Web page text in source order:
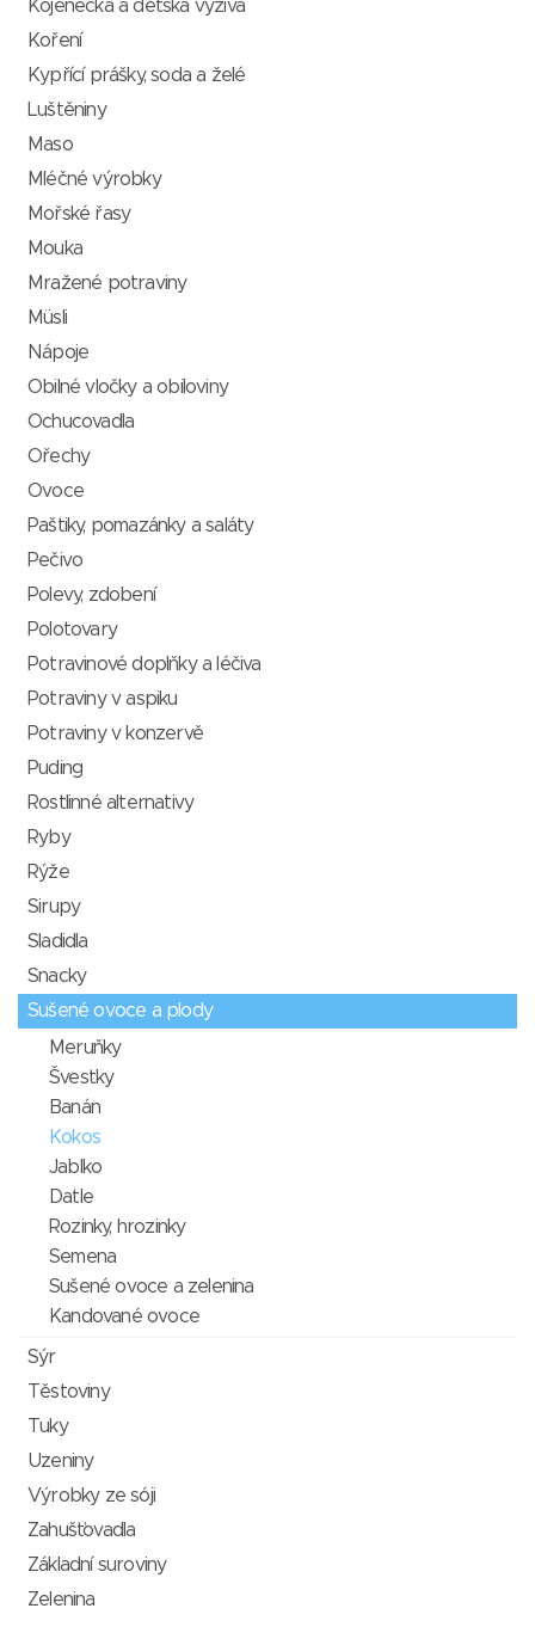
Kojenecká a dětská výživa
Koření
Kypřící prášky, soda a želé
Luštěniny
Maso
Mléčné výrobky
Mořské řasy
Mouka
Mražené potraviny
Müsli
Nápoje
Obilné vločky a obiloviny
Ochucovadla
Ořechy
Ovoce
Paštiky, pomazánky a saláty
Pečivo
Polevy, zdobení
Polotovary
Potravinové doplňky a léčiva
Potraviny v aspiku
Potraviny v konzervě
Puding
Rostlinné alternativy
Ryby
Rýže
Sirupy
Sladidla
Snacky
Sušené ovoce a plody
Meruňky
Švestky
Banán
Kokos
Jablko
Datle
Rozinky, hrozinky
Semena
Sušené ovoce a zelenina
Kandované ovoce
Sýr
Těstoviny
Tuky
Uzeniny
Výrobky ze sóji
Zahušťovadla
Základní suroviny
Zelenina